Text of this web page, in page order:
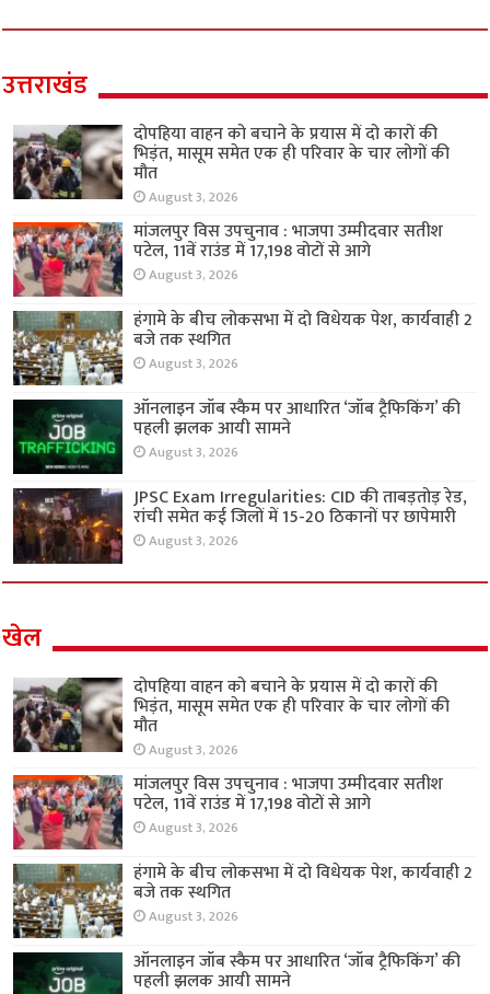
उत्तराखंड
दोपहिया वाहन को बचाने के प्रयास में दो कारों की
भिड़ंत, मासूम समेत एक ही परिवार के चार लोगों की
मौत
August 3, 2026
मांजलपुर विस उपचुनाव : भाजपा उम्मीदवार सतीश
पटेल, 11वें राउंड में 17,198 वोटों से आगे
August 3, 2026
हंगामे के बीच लोकसभा में दो विधेयक पेश, कार्यवाही 2
बजे तक स्थगित
August 3, 2026
ऑनलाइन जॉब स्कैम पर आधारित ‘जॉब ट्रैफिकिंग’ की
पहली झलक आयी सामने
August 3, 2026
JPSC Exam Irregularities: CID की ताबड़तोड़ रेड,
रांची समेत कई जिलों में 15-20 ठिकानों पर छापेमारी
August 3, 2026
खेल
दोपहिया वाहन को बचाने के प्रयास में दो कारों की
भिड़ंत, मासूम समेत एक ही परिवार के चार लोगों की
मौत
August 3, 2026
मांजलपुर विस उपचुनाव : भाजपा उम्मीदवार सतीश
पटेल, 11वें राउंड में 17,198 वोटों से आगे
August 3, 2026
हंगामे के बीच लोकसभा में दो विधेयक पेश, कार्यवाही 2
बजे तक स्थगित
August 3, 2026
ऑनलाइन जॉब स्कैम पर आधारित ‘जॉब ट्रैफिकिंग’ की
पहली झलक आयी सामने